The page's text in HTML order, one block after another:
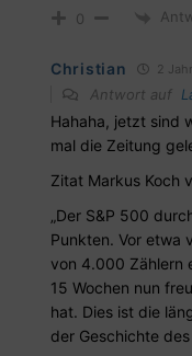
0
Christian 2
Antwort auf
Hahaha, jetzt sind
mal die Zeitung
Zitat Markus Koch
„Der S&P 500
Punkten. Vor etwa
von 4.000 Zählern
15 Wochen nun
hat. Dies ist die
der Geschichte